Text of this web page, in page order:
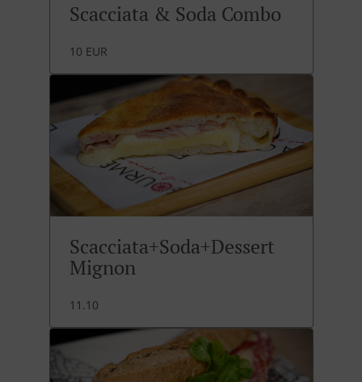
Scacciata & Soda Combo
10 EUR
Scacciata+Soda+Dessert
Mignon
11.10